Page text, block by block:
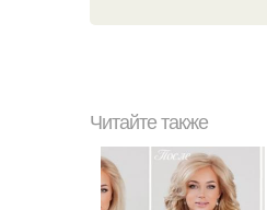
Читайте также